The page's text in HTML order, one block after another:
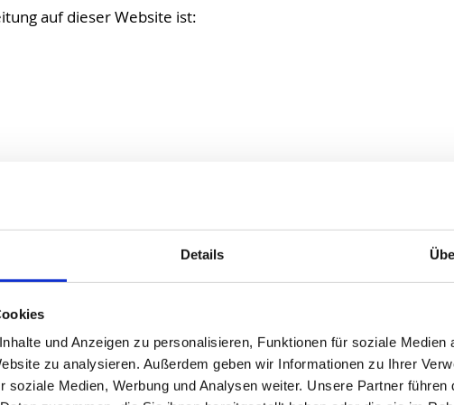
Details
und Anzeigen zu personalisieren, Funktionen für soziale Medien
zu analysieren. Außerdem geben wir Informationen zu Ihrer
soziale Medien, Werbung und Analysen weiter. Unsere Partner führen
auf dieser Website ist:
Person, die allein oder gemeinsam mit anderen über
ausdrücklichen Einwilligung möglich. Sie können eine
per E-Mail an uns. Die Rechtmäßigkeit der bis zum Widerruf